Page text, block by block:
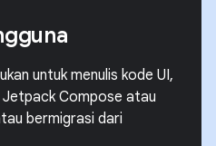
untuk menulis kode UI,
Jetpack Compose atau
bermigrasi dari